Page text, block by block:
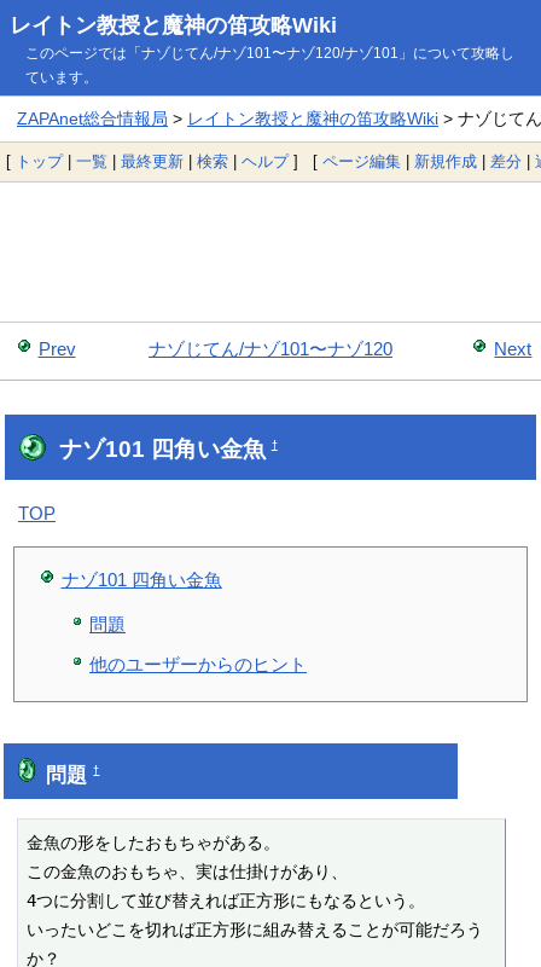
レイトン教授と魔神の笛攻略Wiki
このページでは「ナゾじてん/ナゾ101〜ナゾ120/ナゾ101」について攻略し
ています。
ZAPAnet総合情報局 > レイトン教授と魔神の笛攻略Wiki> ナゾじて
[ トップ| 一覧 | 最終更新 | 検索 | ヘルプ] [ ページ編集 | 新規作成 | 差分 |
Prev Next
ナゾじてん/ナゾ101〜ナゾ120
ナゾ101 四角い金魚†
TOP
ナゾ101 四角い金魚
問題
他のユーザーからのヒント
問題†
金魚の形をしたおもちゃがある。
この金魚のおもちゃ、実は仕掛けがあり、
4つに分割して並び替えれば正方形にもなるという。
いったいどこを切れば正方形に組み替えることが可能だろう
か？